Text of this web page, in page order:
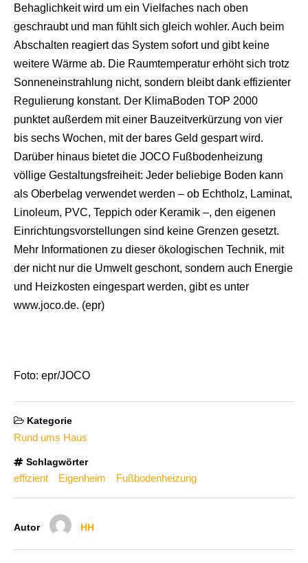
Behaglichkeit wird um ein Vielfaches nach oben
geschraubt und man fühlt sich gleich wohler. Auch beim
Abschalten reagiert das System sofort und gibt keine
weitere Wärme ab. Die Raumtemperatur erhöht sich trotz
Sonneneinstrahlung nicht, sondern bleibt dank effizienter
Regulierung konstant. Der KlimaBoden TOP 2000
punktet außerdem mit einer Bauzeitverkürzung von vier
bis sechs Wochen, mit der bares Geld gespart wird.
Darüber hinaus bietet die JOCO Fußbodenheizung
völlige Gestaltungsfreiheit: Jeder beliebige Boden kann
als Oberbelag verwendet werden – ob Echtholz, Laminat,
Linoleum, PVC, Teppich oder Keramik –, den eigenen
Einrichtungsvorstellungen sind keine Grenzen gesetzt.
Mehr Informationen zu dieser ökologischen Technik, mit
der nicht nur die Umwelt geschont, sondern auch Energie
und Heizkosten eingespart werden, gibt es unter
www.joco.de. (epr)
Foto: epr/JOCO
Kategorie
Rund ums Haus
Schlagwörter
effizient Eigenheim Fußbodenheizung
Autor HH